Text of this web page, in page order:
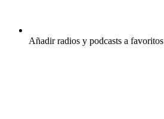
Añadir radios y podcasts a favoritos